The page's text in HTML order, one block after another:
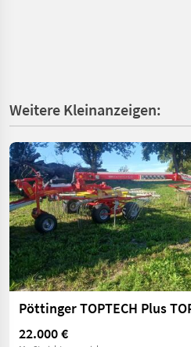
Weitere Kleinanzeigen:
Pöttinger TOPTECH Plus
22.000 €